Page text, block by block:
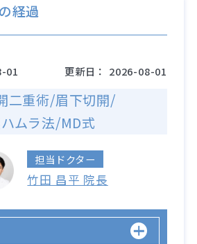
経過
01 更新日： 2026-08-01
二重術/眉下切開/
ムラ法/MD式
担当ドクター
竹田 昌平 院長